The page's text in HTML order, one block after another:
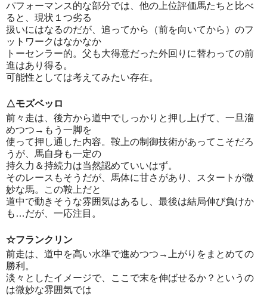
パフォーマンス的な部分では、他の上位評価馬たちと比べ
ると、現状１つ劣る
扱いにはなるのだが、追ってから（前を向いてから）のフ
ットワークはなかなか
トーセンラー的。父も大得意だった外回りに替わっての前
進はあり得る。
可能性としては考えてみたい存在。
△モズベッロ
前々走は、後方から道中でしっかりと押し上げて、一旦溜
めつつ→もう一脚を
使って押し通した内容。鞍上の制御技術があってこそだろ
うが、馬自身も一定の
持久力＆持続力は当然認めていいはず。
そのレースもそうだが、馬体に甘さがあり、スタートが微
妙な馬。この鞍上だと
道中で動きそうな雰囲気はあるし、最後は結局伸び負けか
も…だが、一応注目。
☆フランクリン
前走は、道中を高い水準で進めつつ→上がりをまとめての
勝利。
淡々としたイメージで、ここで末を伸ばせるか？というの
は微妙な雰囲気では